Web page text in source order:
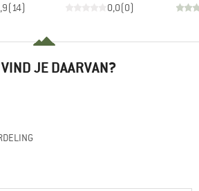
(14) 0,0(0)
JE DAARVAN?